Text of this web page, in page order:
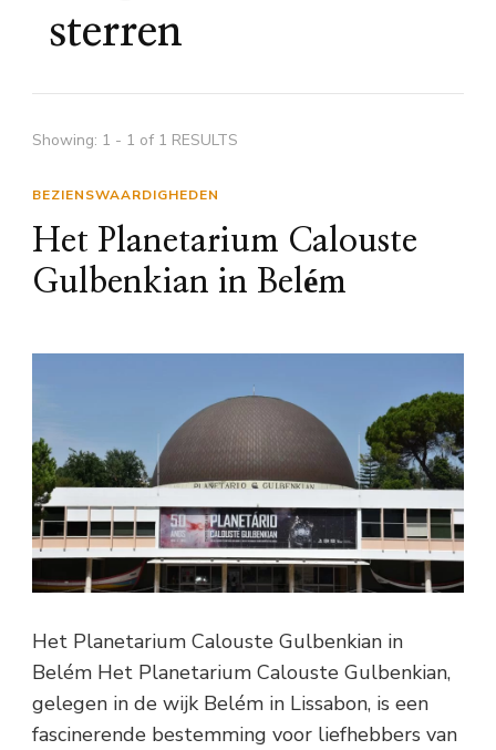
sterren
Showing: 1 - 1 of 1 RESULTS
BEZIENSWAARDIGHEDEN
Het Planetarium Calouste
Gulbenkian in Belém
Het Planetarium Calouste Gulbenkian in
Belém Het Planetarium Calouste Gulbenkian,
gelegen in de wijk Belém in Lissabon, is een
fascinerende bestemming voor liefhebbers van